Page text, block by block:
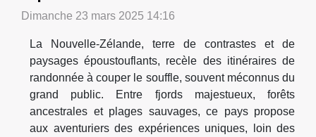
Dimanche 23 mars 2025 14:16
La Nouvelle-Zélande, terre de contrastes et de
paysages époustouflants, recèle des itinéraires de
randonnée à couper le souffle, souvent méconnus du
grand public. Entre fjords majestueux, forêts
ancestrales et plages sauvages, ce pays propose
aux aventuriers des expériences uniques, loin des